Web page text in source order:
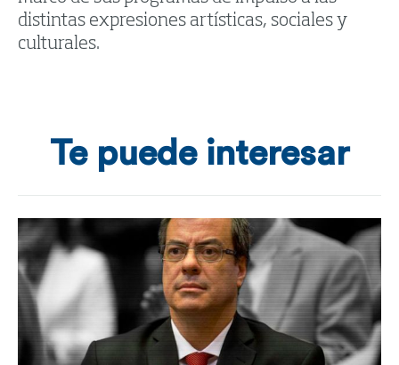
distintas expresiones artísticas, sociales y
culturales.
Te puede interesar